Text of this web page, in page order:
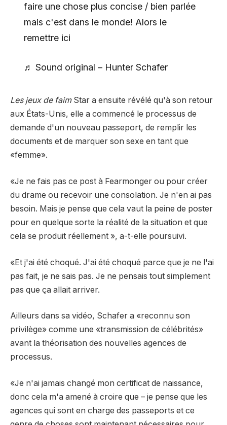
faire une chose plus concise / bien parlée
mais c'est dans le monde! Alors le
remettre ici
♬ Sound original – Hunter Schafer
Les jeux de faim Star a ensuite révélé qu'à son retour
aux États-Unis, elle a commencé le processus de
demande d'un nouveau passeport, de remplir les
documents et de marquer son sexe en tant que
«femme».
«Je ne fais pas ce post à Fearmonger ou pour créer
du drame ou recevoir une consolation. Je n'en ai pas
besoin. Mais je pense que cela vaut la peine de poster
pour en quelque sorte la réalité de la situation et que
cela se produit réellement », a-t-elle poursuivi.
«Et j'ai été choqué. J'ai été choqué parce que je ne l'ai
pas fait, je ne sais pas. Je ne pensais tout simplement
pas que ça allait arriver.
Ailleurs dans sa vidéo, Schafer a «reconnu son
privilège» comme une «transmission de célébrités»
avant la théorisation des nouvelles agences de
processus.
«Je n'ai jamais changé mon certificat de naissance,
donc cela m'a amené à croire que – je pense que les
agences qui sont en charge des passeports et ce